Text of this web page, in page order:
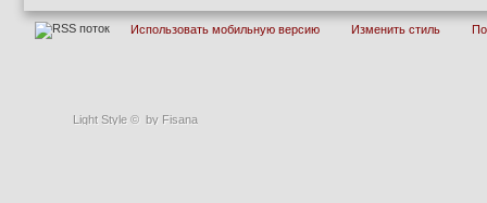
Light Style © by Fisana
Использовать мобильную версию Изменить стиль